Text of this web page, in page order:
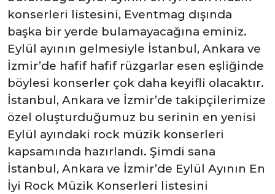
konserleri listesini, Eventmag dışında
başka bir yerde bulamayacağına eminiz.
Eylül ayının gelmesiyle İstanbul, Ankara ve
İzmir’de hafif hafif rüzgarlar esen eşliğinde
böylesi konserler çok daha keyifli olacaktır.
İstanbul, Ankara ve İzmir’de takipçilerimize
özel oluşturduğumuz bu serinin en yenisi
Eylül ayındaki rock müzik konserleri
kapsamında hazırlandı. Şimdi sana
İstanbul, Ankara ve İzmir’de Eylül Ayının En
İyi Rock Müzik Konserleri listesini